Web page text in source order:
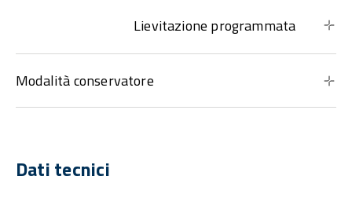
Lievitazione programmata
Modalità conservatore
Dati tecnici